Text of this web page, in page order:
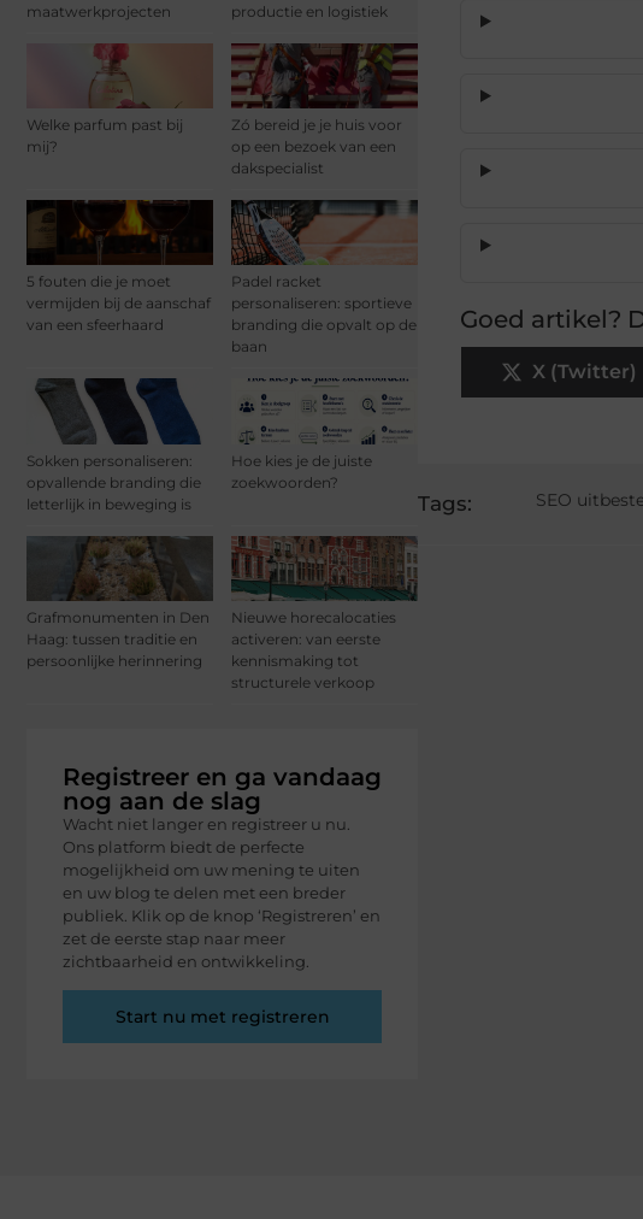
maatwerkprojecten
productie en logistiek
Welke parfum past bij
mij?
Zó bereid je je huis voor
op een bezoek van een
dakspecialist
5 fouten die je moet
vermijden bij de aanschaf
van een sfeerhaard
Padel racket
personaliseren: sportieve
branding die opvalt op de
baan
Sokken personaliseren:
opvallende branding die
letterlijk in beweging is
Hoe kies je de juiste
zoekwoorden?
Grafmonumenten in Den
Haag: tussen traditie en
persoonlijke herinnering
Nieuwe horecalocaties
activeren: van eerste
kennismaking tot
structurele verkoop
Registreer en ga vandaag
nog aan de slag
Wacht niet langer en registreer u nu.
Ons platform biedt de perfecte
mogelijkheid om uw mening te uiten
en uw blog te delen met een breder
publiek. Klik op de knop ‘Registreren’ en
zet de eerste stap naar meer
zichtbaarheid en ontwikkeling.
Start nu met registreren
Goed artikel?
X (Twitter)
Tags: SEO